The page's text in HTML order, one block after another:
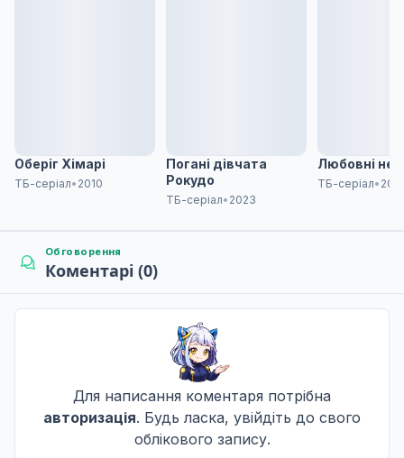
Оберіг Хімарі
ТБ-серіал• 2010
Погані дівчата
Рокудо
ТБ-серіал• 2023
Любовні
ТБ-серіал•
Обговорення
Коментарі (0)
Для написання коментаря потрібна
авторизація. Будь ласка, увійдіть до свого
облікового запису.